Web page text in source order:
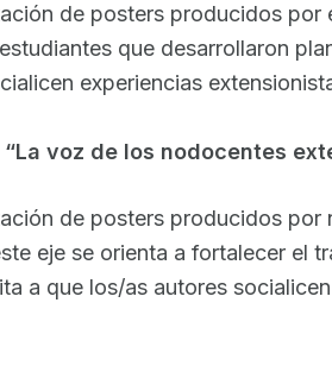
de posters producidos
que desarrollaron
experiencias
voz de los nodocentes
de posters producidos
eje se orienta a fortalecer
a que los/as autores